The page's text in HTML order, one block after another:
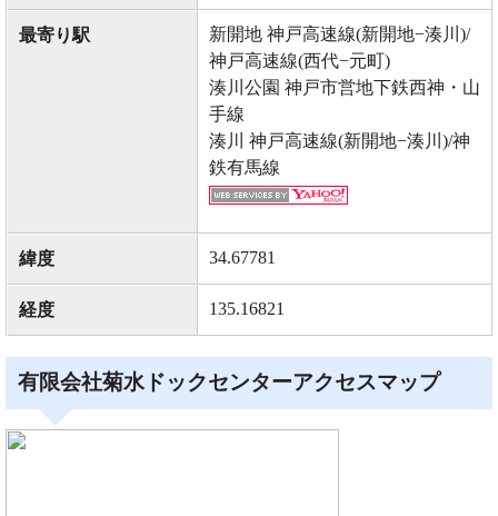
最寄り駅
新開地 神戸高速線(新開地−湊川)/
神戸高速線(西代−元町)
湊川公園 神戸市営地下鉄西神・山
手線
湊川 神戸高速線(新開地−湊川)/神
鉄有馬線
緯度 34.67781
経度 135.16821
有限会社菊水ドックセンターアクセスマップ